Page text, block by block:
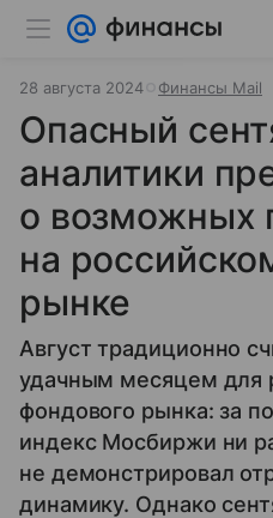
28 августа 2024 Финансы Mail
Опасный
аналитики
о возможных
на
рынке
Август традиционно
удачным месяцем для
фондового рынка: за
индекс Мосбиржи ни
не демонстрировал
динамику. Однако